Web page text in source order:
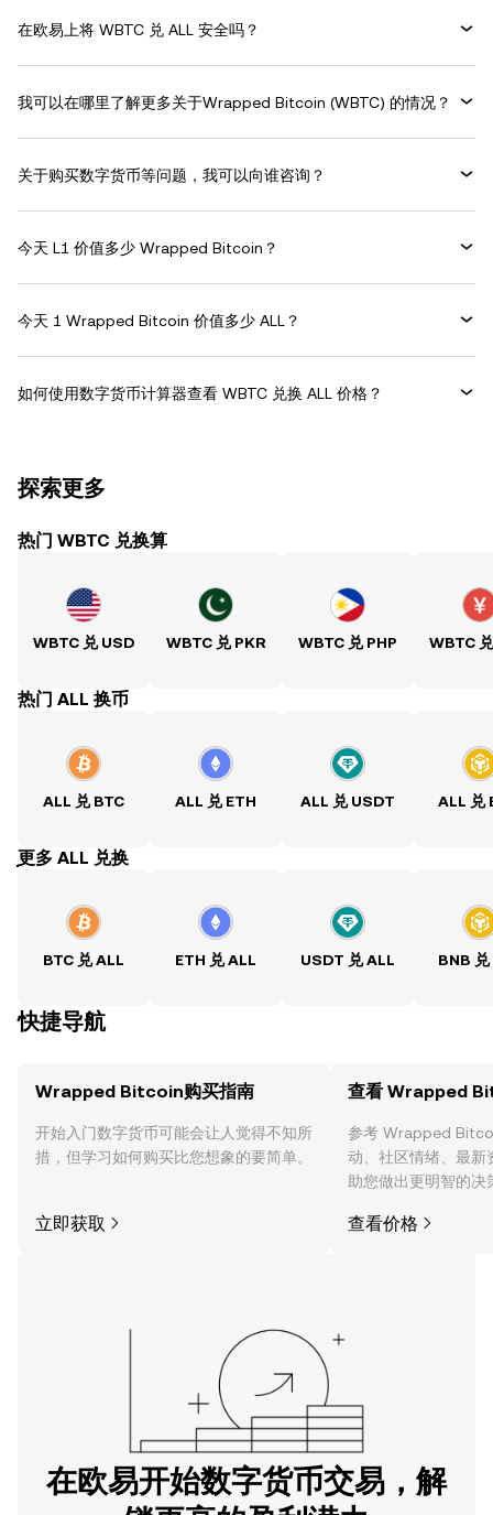
在欧易上将 WBTC 兑 ALL 安全吗？
我可以在哪里了解更多关于Wrapped Bitcoin (WBTC) 的情况？
关于购买数字货币等问题，我可以向谁咨询？
今天 L1 价值多少 Wrapped Bitcoin？
今天 1 Wrapped Bitcoin 价值多少 ALL？
如何使用数字货币计算器查看 WBTC 兑换 ALL 价格？
探索更多
热门 WBTC 兑换算
WBTC 兑 USD WBTC 兑 PKR WBTC 兑 PHP WBTC
热门 ALL 换币
ALL 兑 BTC ALL 兑 ETH ALL 兑 USDT ALL 兑
ִִִִִִִִִִִִִִִִִִִִִִִִִִִִִִִִִִִִִִִִִִִִִִִִ更多 ALL 兑换
BTC 兑 ALL ETH 兑 ALL USDT 兑 ALL BNB
快捷导航
Wrapped Bitcoin购买指南
开始入门数字货币可能会让人觉得不知所
措，但学习如何购买比您想象的要简单。
立即获取
查看 Wrapped
参考 Wrapped
动、社区情绪、最新
助您做出更明智的决
查看价格
在欧易开始数字货币交易，解